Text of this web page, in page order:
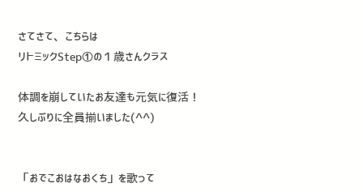
さてさて、こちらは
リトミックStep①の１歳さんクラス
体調を崩していたお友達も元気に復活！
久しぶりに全員揃いました(^^)
「おでこおはなおくち」を歌って